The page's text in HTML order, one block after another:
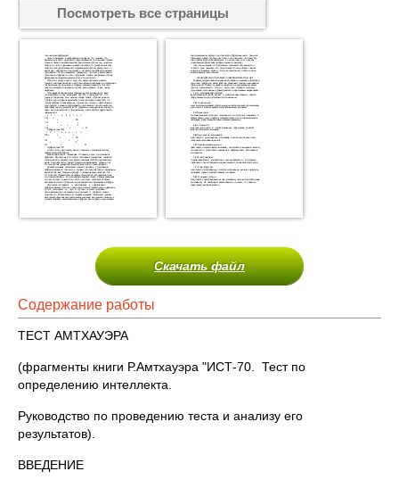
Посмотреть все страницы
Скачать файл
Содержание работы
ТЕСТ АМТХАУЭРА
(фрагменты книги Р.Амтхауэра "ИСТ-70. Тест по
определению интеллекта.
Руководство по проведению теста и анализу его
результатов).
ВВЕДЕНИЕ